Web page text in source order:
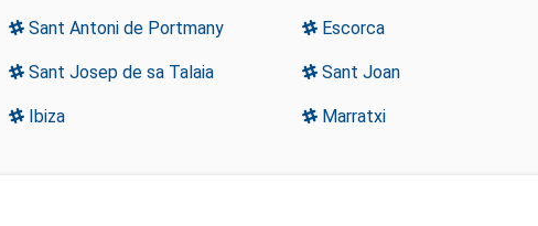
Sant Antoni de Portmany Escorca
Sant Josep de sa Talaia Sant Joan
Ibiza Marratxi